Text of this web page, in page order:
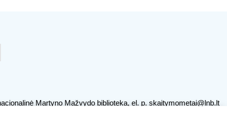
Martyno Mažvydo biblioteka, el. p. skaitymometai@lnb.lt